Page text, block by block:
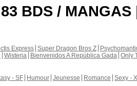
BDS / MANGAS
Express Super Dragon Bros Z
Wisteria Bienvenidos A República Gada Only
- SF Humour Jeunesse Romance Sexy -